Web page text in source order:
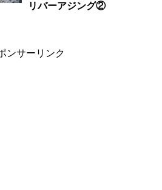
リバーアジング②
ンサーリンク